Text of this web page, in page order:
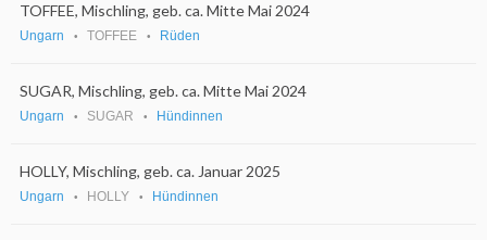
TOFFEE, Mischling, geb. ca. Mitte Mai 2024
Ungarn TOFFEE Rüden
SUGAR, Mischling, geb. ca. Mitte Mai 2024
Ungarn SUGAR Hündinnen
HOLLY, Mischling, geb. ca. Januar 2025
Ungarn HOLLY Hündinnen